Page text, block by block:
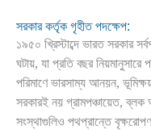
সরকার কর্তৃক গৃহীত পদক্ষেপ:
১৯৫০ খ্রিস্টাব্দে ভারত সরকার
ঘটায়, যা প্রতি বছর নিয়মানুসারে
পরিমাণে ভারসাম্য আনয়ন,
সরকারই নয় গ্রামপঞ্চায়েত, ব্লক
সংস্থাগুলিও পথপ্রান্তে